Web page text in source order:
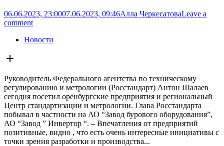
06.06.2023, 23:0007.06.2023, 09:46Алла ЧеркесатоваLeave a
comment
Новости
Open
post
Руководитель Федерального агентства по техническому
регулированию и метрологии (Росстандарт) Антон Шалаев
сегодня посетил оренбургские предприятия и региональный
Центр стандартизации и метрологии. Глава Росстандарта
побывал в частности на АО “Завод бурового оборудования”,
АО “Завод ” Инвертор “. – Впечатления от предприятий
позитивные, видно , что есть очень интересные инициативы с
точки зрения разработки и производства...